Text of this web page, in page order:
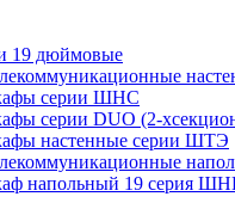
19 дюймовые
серии ШНС
серии DUO (2-
настенные серии ШТЭ
напольный 19 серия